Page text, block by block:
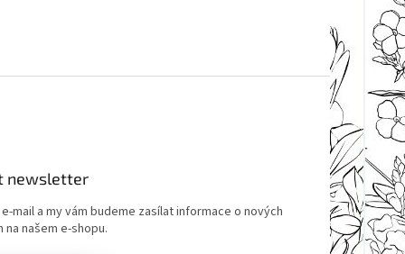
newsletter
mail a my vám budeme zasílat informace o nových
našem e-shopu.